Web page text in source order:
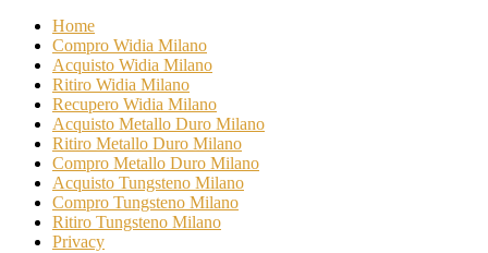
Home
Compro Widia Milano
Acquisto Widia Milano
Ritiro Widia Milano
Recupero Widia Milano
Acquisto Metallo Duro Milano
Ritiro Metallo Duro Milano
Compro Metallo Duro Milano
Acquisto Tungsteno Milano
Compro Tungsteno Milano
Ritiro Tungsteno Milano
Privacy